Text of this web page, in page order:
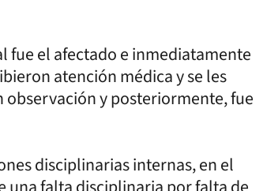
fue el afectado e inmediatamente
atención médica y se les
y posteriormente, fue
disciplinarias internas, en el